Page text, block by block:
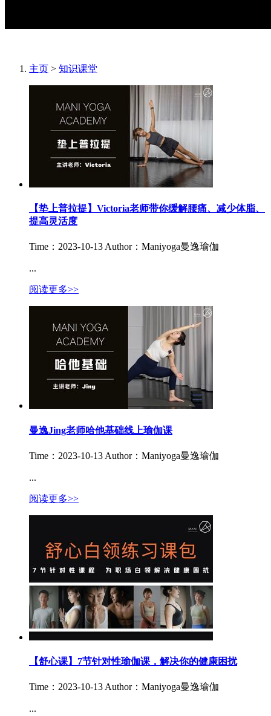
主页 > 知识课堂
【垫上普拉提】Victoria老师带你缓解腰痛、减少体脂、
提高灵活度
Time：2023-10-13 Author：Maniyoga曼逸瑜伽
...
阅读更多>>
曼逸Jing老师哈他基础线上瑜伽课
Time：2023-10-13 Author：Maniyoga曼逸瑜伽
...
阅读更多>>
【舒心课】7节针对性瑜伽课，解决你的健康困扰
Time：2023-10-13 Author：Maniyoga曼逸瑜伽
...